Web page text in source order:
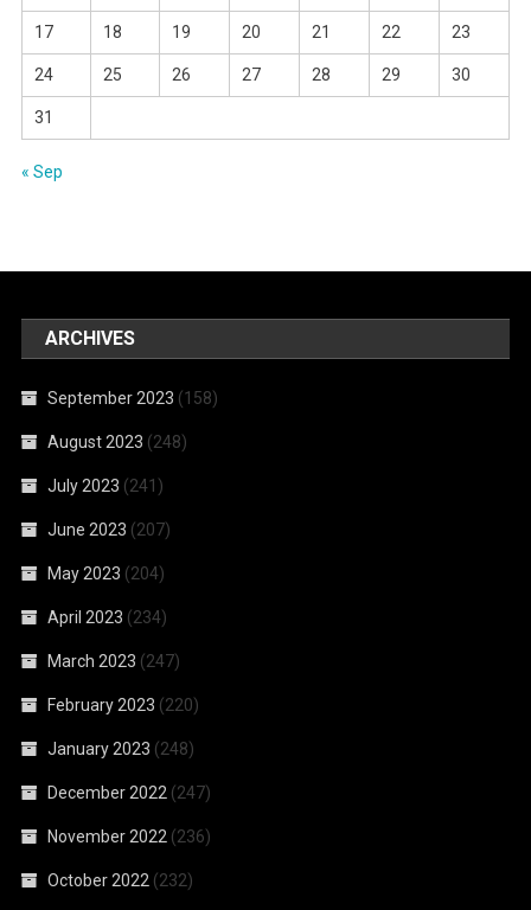
17 18 19 20 21 22 23
24 25 26 27 28 29 30
31
« Sep
ARCHIVES
September 2023 (158)
August 2023 (248)
July 2023 (241)
June 2023 (207)
May 2023 (204)
April 2023 (234)
March 2023 (247)
February 2023 (220)
January 2023 (248)
December 2022 (247)
November 2022 (236)
October 2022 (232)